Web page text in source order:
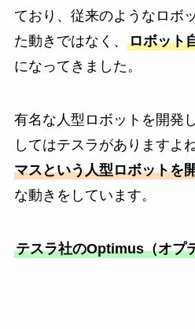
ており、従来のようなロボ
た動きではなく、 ロボット
になってきました。
有名な人型ロボットを開発
してはテスラがありますよね
マスという人型ロボットを
な動きをしています。
テスラ社のOptimus（オプ